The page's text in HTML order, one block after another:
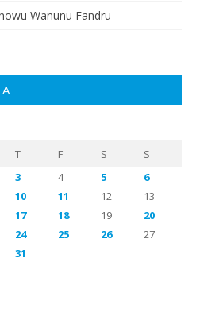
Wanunu Fandru
T F S
S
3 4 5
6
10 11 12
13
17 18 19
20
24 25 26
27
31